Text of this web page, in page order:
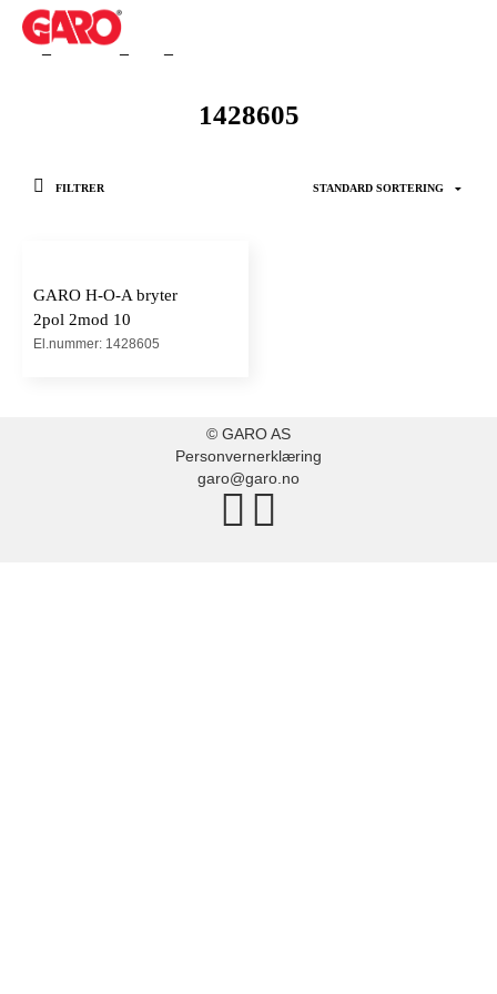
1428605
FILTRER
GARO H-O-A bryter
2pol 2mod 10
El.nummer: 1428605
© GARO AS
Personvernerklæring
garo@garo.no